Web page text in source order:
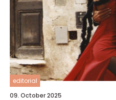
editorial
09. October 2025